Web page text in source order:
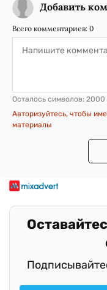
Добавить
Всего комментариев: 0
Осталось символов: 2000
Авторизуйтесь, чтобы
материалы